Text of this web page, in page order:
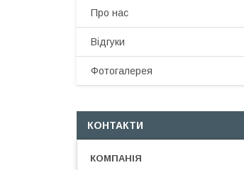
Про нас
Відгуки
Фотогалерея
КОНТАКТИ